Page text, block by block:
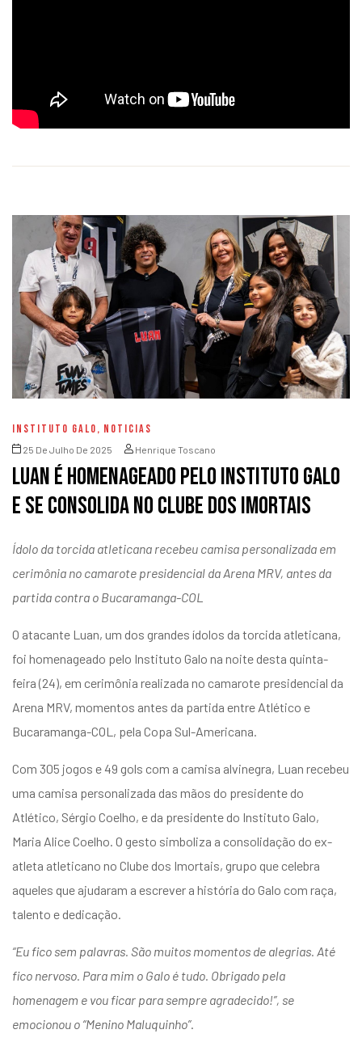
INSTITUTO GALO, NOTICIAS
25 De Julho De 2025 Henrique Toscano
Luan é homenageado pelo Instituto Galo
e se consolida no Clube dos Imortais
Ídolo da torcida atleticana recebeu camisa personalizada em
cerimônia no camarote presidencial da Arena MRV, antes da
partida contra o Bucaramanga-COL
O atacante Luan, um dos grandes ídolos da torcida atleticana,
foi homenageado pelo Instituto Galo na noite desta quinta-
feira (24), em cerimônia realizada no camarote presidencial da
Arena MRV, momentos antes da partida entre Atlético e
Bucaramanga-COL, pela Copa Sul-Americana.
Com 305 jogos e 49 gols com a camisa alvinegra, Luan recebeu
uma camisa personalizada das mãos do presidente do
Atlético, Sérgio Coelho, e da presidente do Instituto Galo,
Maria Alice Coelho. O gesto simboliza a consolidação do ex-
atleta atleticano no Clube dos Imortais, grupo que celebra
aqueles que ajudaram a escrever a história do Galo com raça,
talento e dedicação.
“Eu fico sem palavras. São muitos momentos de alegrias. Até
fico nervoso. Para mim o Galo é tudo. Obrigado pela
homenagem e vou ficar para sempre agradecido!”, se
emocionou o “Menino Maluquinho”.